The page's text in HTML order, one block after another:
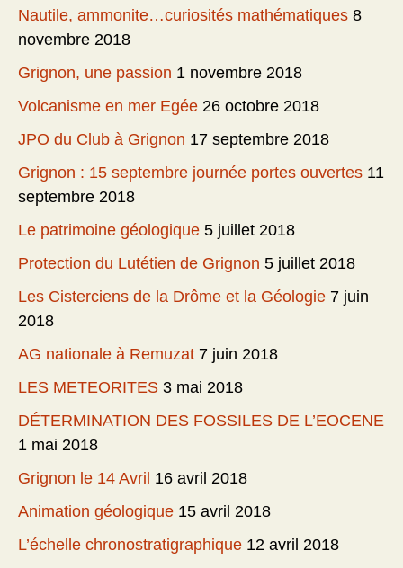
Nautile, ammonite…curiosités mathématiques 8
novembre 2018
Grignon, une passion 1 novembre 2018
Volcanisme en mer Egée 26 octobre 2018
JPO du Club à Grignon 17 septembre 2018
Grignon : 15 septembre journée portes ouvertes 11
septembre 2018
Le patrimoine géologique 5 juillet 2018
Protection du Lutétien de Grignon 5 juillet 2018
Les Cisterciens de la Drôme et la Géologie 7 juin
2018
AG nationale à Remuzat 7 juin 2018
LES METEORITES 3 mai 2018
DÉTERMINATION DES FOSSILES DE L’EOCENE
1 mai 2018
Grignon le 14 Avril 16 avril 2018
Animation géologique 15 avril 2018
L’échelle chronostratigraphique 12 avril 2018